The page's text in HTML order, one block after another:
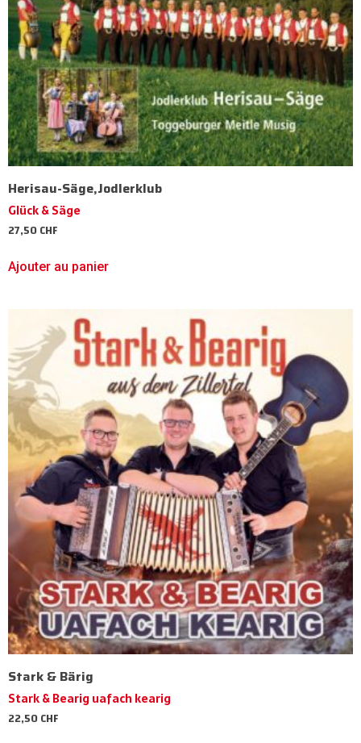
Herisau-Säge,Jodlerklub
Glück & Säge
27,50CHF
Ajouter au panier
Stark & Bärig
Stark & Bearig uafach kearig
22,50CHF